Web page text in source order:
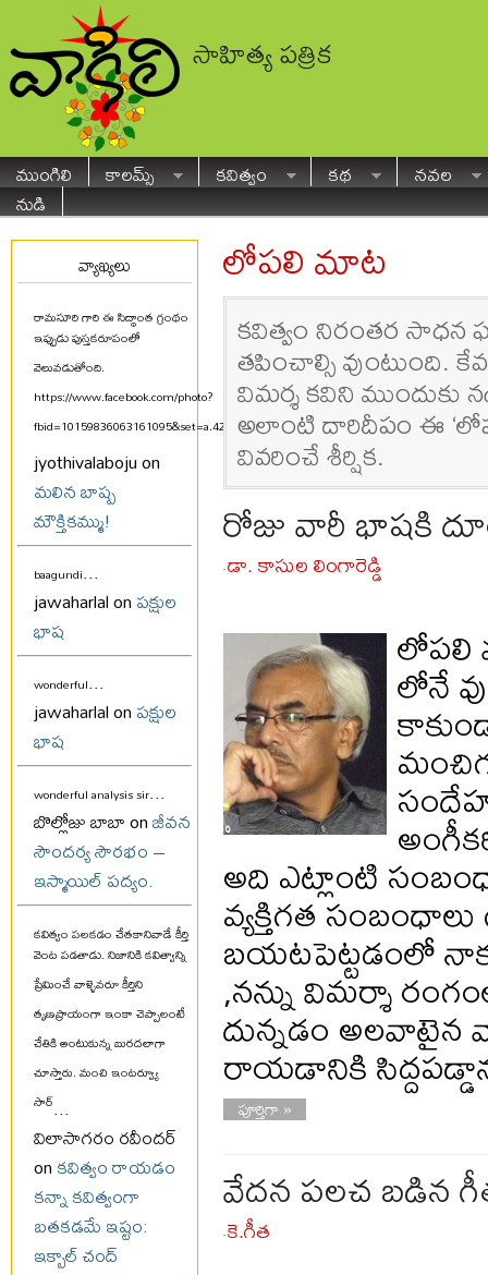
సాహిత్య పత్రిక
ముంగిలి కాలమ్స్ కవిత్వం కథ
నవల
నుడి
వ్యాఖ్యలు
రామసూరి గారి ఈ సిద్ధాంత గ్రంథం
ఇప్పుడు పుస్తకరూపంలో
వెలువడుతోంది.
https://www.facebook.com/photo?
fbid=10159836063161095&set=a.425580711094...
jyothivalaboju on
మలిన బాష్ప
మౌక్తికమ్ము!
baagundi...
jawaharlal onపక్షుల
భాష
wonderful...
jawaharlal onపక్షుల
భాష
wonderful analysis sir...
బొల్లోజు బాబా onజీవన
సౌందర్య సౌరభం –
ఇస్మాయిల్ పద్యం.
కవిత్వం పలకడం చేతకానివాడే కీర్తి
వెంట పడతాడు. నిజానికి కవిత్వాన్ని
ప్రేమించే వాళ్ళెవరూ కీర్తిని
తృణప్రాయంగా ఇంకా చెప్పాలంటే
చేతికి అంటుకున్న బురదలాగా
చూస్తారు. మంచి ఇంటర్వ్యూ
సార్...
విలాసాగరం రవీందర్
onకవిత్వం రాయడం
కన్నా కవిత్వంగా
బతకడమే ఇష్టం:
ఇక్బాల్ చంద్
లోపలి మాట
కవిత్వం నిరంతర సాధన
తపించాల్సి వుంటుంది.
విమర్శ కవిని ముందుకు
అలాంటి దారిదీపం ఈ
వివరించే శీర్షిక.
రోజు వారీ భాషకి
-డా. కాసుల లింగారెడ్డి
లోపలి
లోనే
అది ఎట్లాంటి
వ్యక్తిగత
బయటపెట్టడంలో
,నన్ను విమర్శా
దున్నడం అలవాటైన
రాయడానికి
పూర్తిగా »
వేదన పలచ బడిన
-కె.గీత